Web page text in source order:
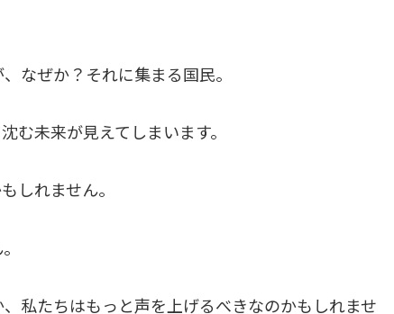
なぜか？それに集まる国民。
む未来が見えてしまいます。
しれません。
私たちはもっと声を上げるべきなのかもしれませ